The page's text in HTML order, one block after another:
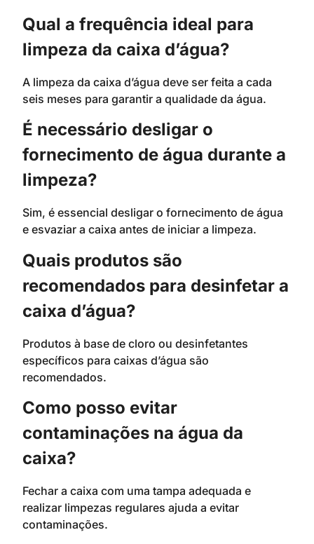
Qual a frequência ideal para
limpeza da caixa d’água?
A limpeza da caixa d’água deve ser feita a cada
seis meses para garantir a qualidade da água.
É necessário desligar o
fornecimento de água durante a
limpeza?
Sim, é essencial desligar o fornecimento de água
e esvaziar a caixa antes de iniciar a limpeza.
Quais produtos são
recomendados para desinfetar a
caixa d’água?
Produtos à base de cloro ou desinfetantes
específicos para caixas d’água são
recomendados.
Como posso evitar
contaminações na água da
caixa?
Fechar a caixa com uma tampa adequada e
realizar limpezas regulares ajuda a evitar
contaminações.